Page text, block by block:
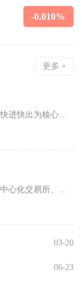
-0.010%
更多 +
03-20
06-23